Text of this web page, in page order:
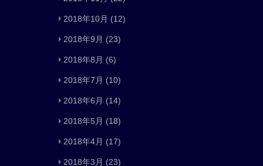
2018年10月 (12)
2018年9月 (23)
2018年8月 (6)
2018年7月 (10)
2018年6月 (14)
2018年5月 (18)
2018年4月 (17)
2018年3月 (23)